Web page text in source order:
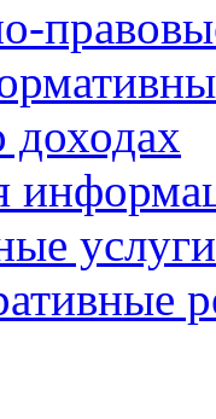
доходах
услуги